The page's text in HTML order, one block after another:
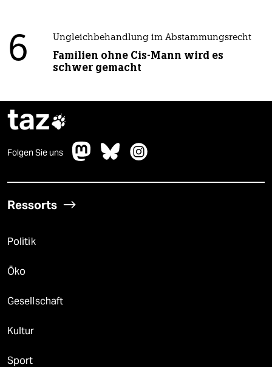
6 Ungleichbehandlung im Abstammungsrecht
Familien ohne Cis-Mann wird es
schwer gemacht
taz
Folgen Sie uns
Ressorts
Politik
Öko
Gesellschaft
Kultur
Sport